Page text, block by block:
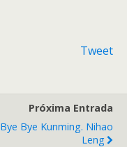
Tweet
Próxima Entrada
Bye Bye Kunming. Nihao
Leng